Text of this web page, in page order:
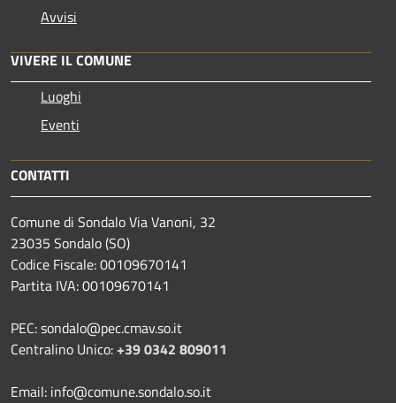
Avvisi
VIVERE IL COMUNE
Luoghi
Eventi
CONTATTI
Comune di Sondalo Via Vanoni, 32
23035 Sondalo (SO)
Codice Fiscale: 00109670141
Partita IVA: 00109670141
PEC: sondalo@pec.cmav.so.it
Centralino Unico:+39 0342 809011
Email: info@comune.sondalo.so.it